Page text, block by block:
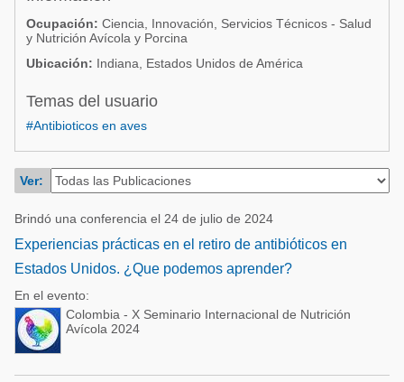
Micotoxinas
Avicultura
Porcicultura
Balanceados - Piensos
Comunidades en portugués
Micotoxinas
Avicultura
Porcicultura
Ganadería
Lechería
Ocupación: Ciencia, Innovación, Servicios Técnicos - Salud
y Nutrición Avícola y Porcina
Ubicación: Indiana, Estados Unidos de América
Temas del usuario
#Antibioticos en aves
Ver:
Brindó una conferencia el 24 de julio de 2024
Experiencias prácticas en el retiro de antibióticos en
Estados Unidos. ¿Que podemos aprender?
En el evento:
Colombia - X Seminario Internacional de Nutrición
Avícola 2024